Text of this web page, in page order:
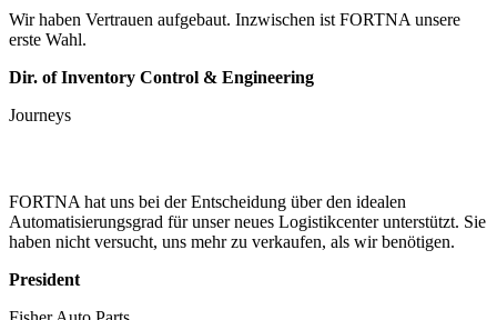
Wir haben Vertrauen aufgebaut. Inzwischen ist FORTNA unsere
erste Wahl.
Dir. of Inventory Control & Engineering
Journeys
FORTNA hat uns bei der Entscheidung über den idealen
Automatisierungsgrad für unser neues Logistikcenter unterstützt. Sie
haben nicht versucht, uns mehr zu verkaufen, als wir benötigen.
President